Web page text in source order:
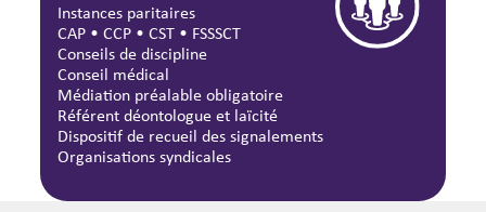
Instances paritaires
CAP •CCP •CST • FSSSCT
Conseils de discipline
Conseil médical
Médiation préalable obligatoire
Référent déontologue et laïcité
Dispositif de recueil des signalements
Organisations syndicales